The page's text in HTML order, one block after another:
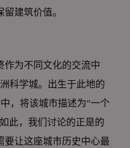
建筑价值。
作为不同文化的交流中
科学城。出生于此地的
，将该城市描述为“一个
此，我们讨论的正是的
要让这座城市历史中心最